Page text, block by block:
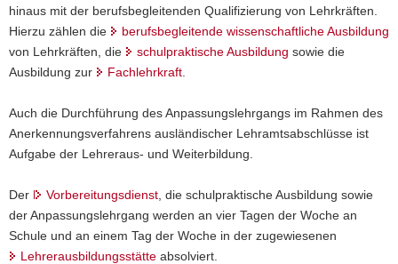
i
o
n
hinaus mit der berufsbegleitenden Qualifizierung von Lehrkräften.
Hierzu zählen die
berufsbegleitende wissenschaftliche Ausbildung
von Lehrkräften, die
schulpraktische Ausbildung sowie die
Ausbildung zur
Fachlehrkraft
Auch die Durchführung des Anpassungslehrgangs im Rahmen des
Anerkennungsverfahrens ausländischer Lehramtsabschlüsse ist
Aufgabe der Lehreraus- und Weiterbildung.
Der Vorbereitungsdienst , die schulpraktische Ausbildung sowie
der Anpassungslehrgang werden an vier Tagen der Woche an
Schule und an einem Tag der Woche in der zugewiesenen
Lehrerausbildungsstätte absolviert.